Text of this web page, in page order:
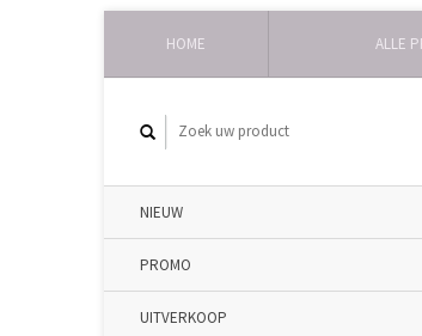
HOME ALLE
NIEUW
PROMO
UITVERKOOP